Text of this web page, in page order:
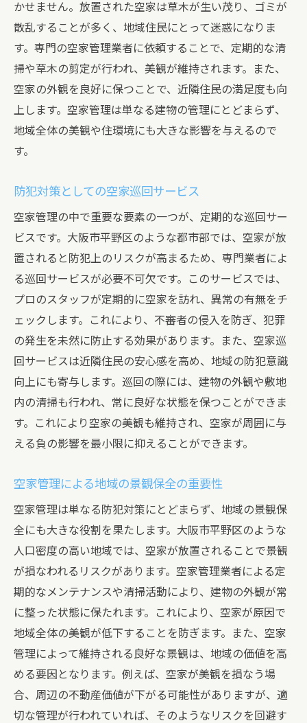
かせません。放置された空家は草木が生い茂り、ゴミが
散乱することが多く、地域住民にとって迷惑になりま
す。専門の空家管理業者に依頼することで、定期的な清
掃や草木の剪定が行われ、美観が維持されます。また、
空家の外観を良好に保つことで、近隣住民の満足度も向
上します。空家管理は単なる建物の管理にとどまらず、
地域全体の美観や住環境にも大きな影響を与えるので
す。
防犯対策としての空家巡回サービス
空家管理の中で重要な要素の一つが、定期的な巡回サー
ビスです。大阪市平野区のような都市部では、空家が放
置されると防犯上のリスクが高まるため、専門業者によ
る巡回サービスが必要不可欠です。このサービスでは、
プロのスタッフが定期的に空家を訪れ、異常の有無をチ
ェックします。これにより、不審者の侵入を防ぎ、犯罪
の発生を未然に防止する効果があります。また、空家巡
回サービスは近隣住民の安心感を高め、地域の防犯意識
向上にも寄与します。巡回の際には、建物の外観や敷地
内の清掃も行われ、常に良好な状態を保つことができま
す。これにより空家の美観も維持され、空家が周囲に与
える負の影響を最小限に抑えることができます。
空家管理による地域の景観保全の重要性
空家管理は単なる防犯対策にとどまらず、地域の景観保
全にも大きな役割を果たします。大阪市平野区のような
人口密度の高い地域では、空家が放置されることで景観
が損なわれるリスクがあります。空家管理業者による定
期的なメンテナンスや清掃活動により、建物の外観が常
に整った状態に保たれます。これにより、空家が原因で
地域全体の美観が低下することを防ぎます。また、空家
管理によって維持される良好な景観は、地域の価値を高
める要因となります。例えば、空家が美観を損なう場
合、周辺の不動産価値が下がる可能性がありますが、適
切な管理が行われていれば、そのようなリスクを回避す